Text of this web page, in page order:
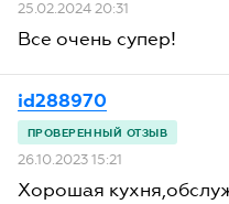
25.02.2024 20:31
Все очень супер!
id288970
26.10.2023 15:21
Хорошая